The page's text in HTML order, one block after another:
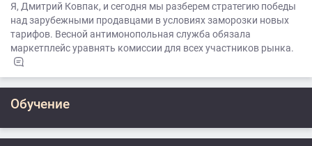
Я, Дмитрий Ковпак, и сегодня мы разберем стратегию победы
над зарубежными продавцами в условиях заморозки новых
тарифов. Весной антимонопольная служба обязала
маркетплейс уравнять комиссии для всех участников рынка.
Обучение